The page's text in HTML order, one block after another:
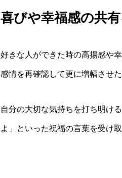
喜びや幸福感の共
好きな人ができた時の高揚感や
感情を再確認して更に増幅させ
自分の大切な気持ちを打ち明け
よ」といった祝福の言葉を受け